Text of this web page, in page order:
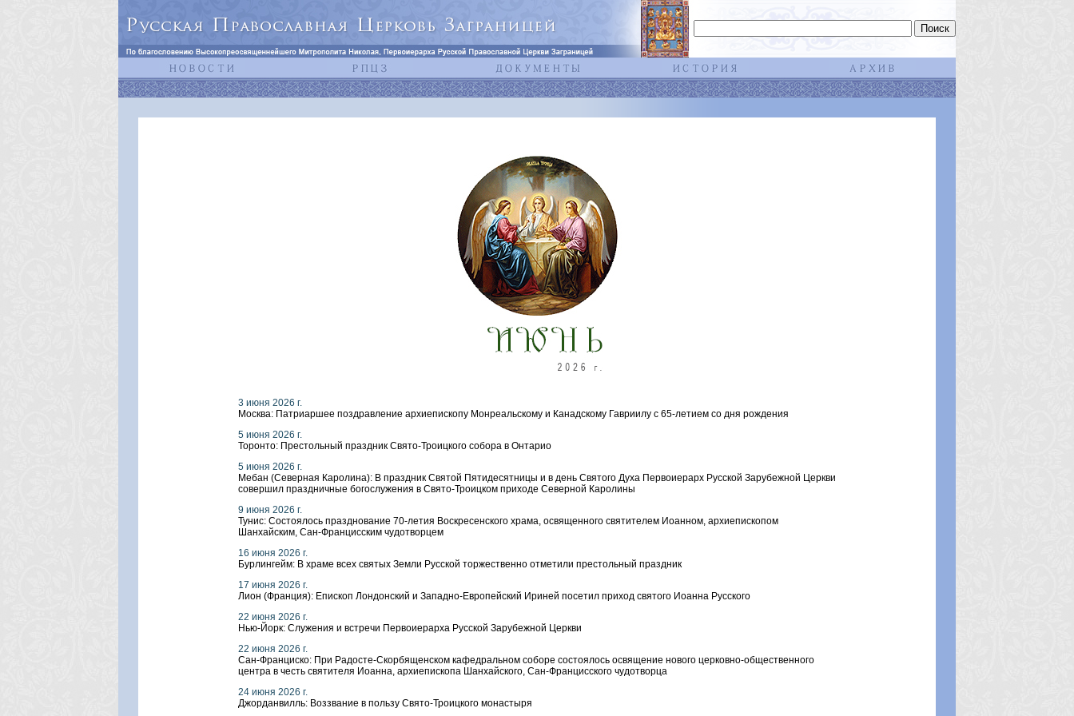
3 июня 2026 г.
Москва: Патриаршее поздравление архиепископу Монреальскому и Канадскому Гавриилу с 65-летием со дня рождения
5 июня 2026 г.
Торонто: Престольный праздник Свято-Троицкого собора в Онтарио
5 июня 2026 г.
Мебан (Северная Каролина): В праздник Святой Пятидесятницы и в день Святого Духа Первоиерарх Русской Зарубежной Церкви
совершил праздничные богослужения в Свято-Троицком приходе Северной Каролины
9 июня 2026 г.
Тунис: Состоялось празднование 70-летия Воскресенского храма, освященного святителем Иоанном, архиепископом
Шанхайским, Сан-Францисским чудотворцем
16 июня 2026 г.
Бурлингейм: В храме всех святых Земли Русской торжественно отметили престольный праздник
17 июня 2026 г.
Лион (Франция): Епископ Лондонский и Западно-Европейский Ириней посетил приход святого Иоанна Русского
22 июня 2026 г.
Нью-Йорк: Служения и встречи Первоиерарха Русской Зарубежной Церкви
22 июня 2026 г.
Сан-Франциско: При Радосте-Скорбященском кафедральном соборе состоялось освящение нового церковно-общественного
центра в честь святителя Иоанна, архиепископа Шанхайского, Сан-Францисского чудотворца
24 июня 2026 г.
Джорданвилль: Воззвание в пользу Свято-Троицкого монастыря